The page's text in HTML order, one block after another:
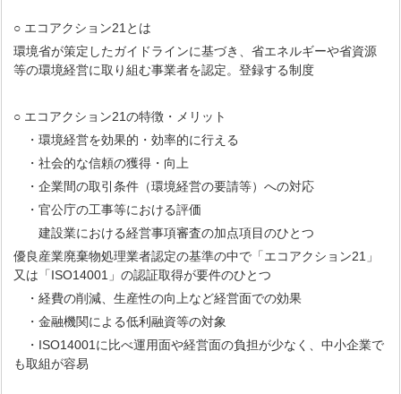
○ エコアクション21とは
環境省が策定したガイドラインに基づき、省エネルギーや省資源
等の環境経営に取り組む事業者を認定。登録する制度
○ エコアクション21の特徴・メリット
・環境経営を効果的・効率的に行える
・社会的な信頼の獲得・向上
・企業間の取引条件（環境経営の要請等）への対応
・官公庁の工事等における評価
建設業における経営事項審査の加点項目のひとつ
産業廃棄物処理業者認定の基準の中で「エコアクション21」
又は「ISO14001」の認証取得が要件のひとつ
・経費の削減、生産性の向上など経営面での効果
・金融機関による低利融資等の対象
・ISO14001に比べ運用面や経営面の負担が少なく、中小企業で
も取組が容易